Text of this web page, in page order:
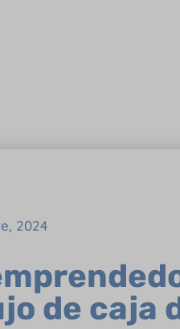
2024
de caja